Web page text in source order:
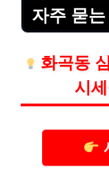
자주 묻
화곡동
시